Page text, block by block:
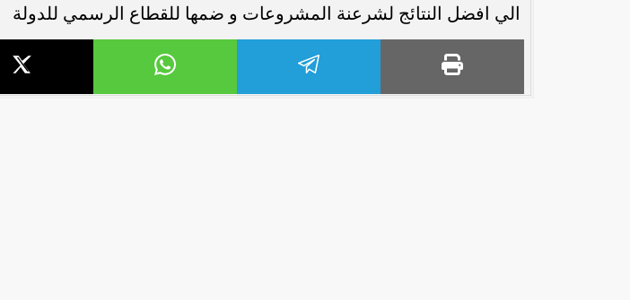
الي افضل النتائج لشرعنة المشروعات و ضمها للقطاع الرسمي للدولة